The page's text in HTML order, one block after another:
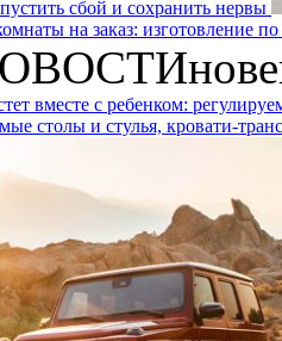
сбой и сохранить нервы
на заказ: изготовление по
столы и стулья, кровати-